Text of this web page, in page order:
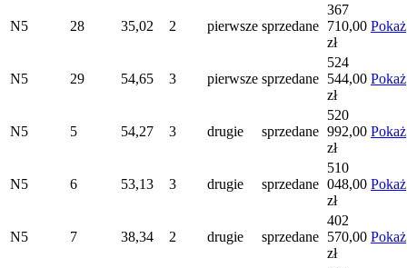
N5 28 35,02 2 pierwsze sprzedane
367
710,00
zł
Pokaż
N5 29 54,65 3 pierwsze sprzedane
524
544,00
zł
Pokaż
N5 5 54,27 3 drugie sprzedane
520
992,00
zł
Pokaż
N5 6 53,13 3 drugie sprzedane
510
048,00
zł
Pokaż
N5 7 38,34 2 drugie sprzedane
402
570,00
zł
Pokaż